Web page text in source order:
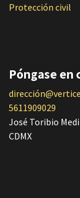
Protección civil
Póngase en
5611909029
José Toribio
CDMX